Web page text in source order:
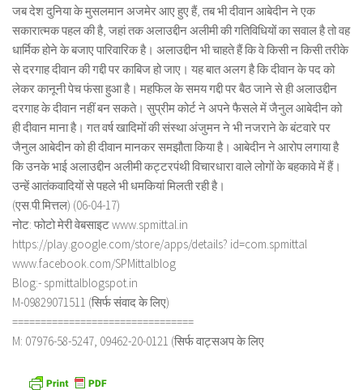
जब देश दुनिया के मुसलमान अजमेर आए हुए हैं, तब भी दीवान आबेदीन ने एक
सकारात्मक पहल की है, जहां तक अलाउद्दीन अलीमी की गतिविधियों का सवाल है तो वह
धार्मिक होने के बजाए पारिवारिक है। अलाउद्दीन भी चाहते हैं कि वे किसी न किसी तरीके
से दरगाह दीवान की गद्दी पर काबिज हो जाए। यह बात अलग है कि दीवान के पद को
लेकर कानूनी पेच फंसा हुआ है। महफिल के समय गद्दी पर बैठ जाने से ही अलाउद्दीन
दरगाह के दीवान नहीं बन सकते। सुप्रीम कोर्ट ने अपने फैसले में जैनुल आबेदीन को
ही दीवान माना है। गत वर्ष खादिमों की संस्था अंजुमन ने भी नजराने के बंटवारे पर
जैनुल आबेदीन को ही दीवान मानकर समझौता किया है। आबेदीन ने आरोप लगाया है
कि उनके भाई अलाउद्दीन अलीमी कट्टरपंथी विचारधारा वाले लोगों के बहकावे में हैं।
उन्हें आतंकवादियों से पहले भी धमकियां मिलती रही है।
(एस.पी.मित्तल) (06-04-17)
नोट: फोटो मेरी वेबसाइट www.spmittal.in
https://play.google.com/store/apps/details? id=com.spmittal
www.facebook.com/SPMittalblog
Blog:- spmittalblogspot.in
M-09829071511 (सिर्फ संवाद के लिए)
================================
M: 07976-58-5247, 09462-20-0121 (सिर्फ वाट्सअप के लिए